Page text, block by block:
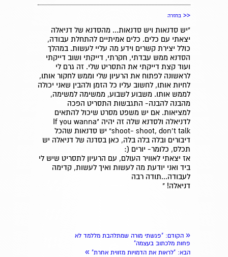
<< בחזרה
"יש סדנאות ויש סדנאות... מהסדנא של דניאלה
יצאתי עם כלים. כלים אמיתיים להתחלת עבודה,
כולל יצירת קשרים וידע מה עליי לעשות. במהלך
הסדנא ממש עבדתי, חקרתי, דייקתי ושוב דייקתי
ועוד קצת דייקתי את התסריט שלי. זה גרם לי
לראשונה לפתוח את הרעיון שלי וממש לחקור אותו,
לחיות אותו, לחשוב עליו כל הזמן ולהבין שאני יכולה
לממש אותו. משבוע לשבוע, ממשימה למשימה,
מהבנה להבנה- התגבשות התסריט הפכה
למציאות. אם יש משפט מסרט שיכול להתאים
לדניאלה ולסדנא שלה זה יהיה "If you wanna
shoot- shoot, don’t talk” יש סדנאות שהכל
דיבורים ובלה בלה בלה, כאן בסדנה של דניאלה יש
תכלס, כלומר- יורים (:
אז יצאתי לאוויר העולם, עם הרעיון לתסריט שיש לי
ביד ואני יודעת מה לעשות ואיך לעשות, קדימה
לעבודה...תודה רבה
דניאלה! "
« הקודם: "פגשתי מורה שמתלהבת מללמד לא
פחות מלכתוב בעצמה"
הבא: "לראות את הדמויות מזווית אחרת" »